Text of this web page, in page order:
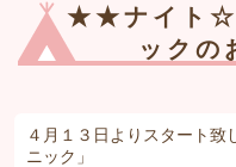
★★ナイト☆
ック
４月１３日よりスタート
ニック」